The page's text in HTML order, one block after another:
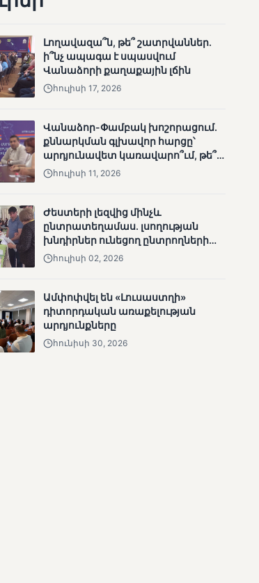
ՄՈՒՆԵՏԻԿ
Ոչ միայն ընտրող, այլև
ՄՈՒՆԵՏԻԿ
Շարունակվում են
անչափահասների
որոնողական
աշխատանքները
Լողավազա՞ն, թե՞ շատրվաններ.
ի՞նչ ապագա է սպասվում
Վանաձորի քաղաքային լճին
հուլիսի 17, 2026
Վանաձոր-Փամբակ խոշորացում.
քննարկման գլխավոր հարցը՝
արդյունավետ կառավարո՞ւմ, թե՞
քաղաքական նպատակ
հուլիսի 11, 2026
Ժեստերի լեզվից մինչև
ընտրատեղամաս. լսողության
խնդիրներ ունեցող ընտրողների
ճանապարհը
հուլիսի 02, 2026
Ամփոփվել են «Լուսաստղի»
դիտորդական առաքելության
արդյունքները
հունիսի 30, 2026